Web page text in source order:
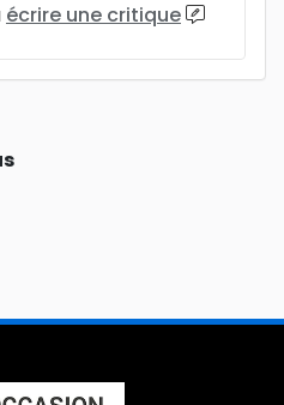
écrire une critique